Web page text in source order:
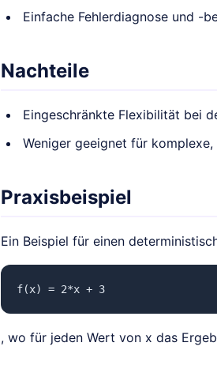
Einfache Fehlerdiagnose und -
Nachteile
Eingeschränkte Flexibilität bei
Weniger geeignet für
Praxisbeispiel
Ein Beispiel für einen
f(x) = 2*x + 3
, wo für jeden Wert von x das